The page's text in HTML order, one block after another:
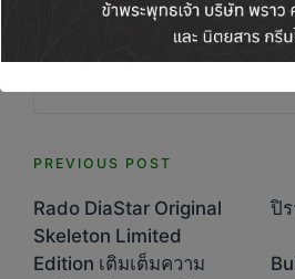
Green Life+
View All Posts
Post
navigation
PREVIOUS POST
Rado DiaStar Original
Skeleton Limited
Edition เติมเต็มความ
ปิ